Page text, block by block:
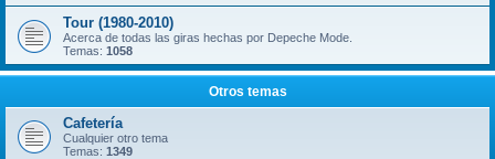
Tour (1980-2010)
Acerca de todas las giras hechas por Depeche Mode.
Temas: 1058
Otros temas
Cafetería
Cualquier otro tema
Temas: 1349